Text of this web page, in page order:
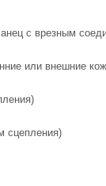
с врезным
или внешние
сцепления)